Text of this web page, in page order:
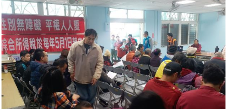
別平等。簽到時每人發送本公所印制之桃園市性別辦設計之
性平文宣1份。由區公所安排宣導員宣導，主要宣導內容：
何謂性別主流化？參加人數：共49人，分別為男性：30
人；女性：19人。